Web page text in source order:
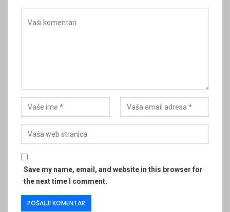
Save my name, email, and website in this browser for
the next time I comment.